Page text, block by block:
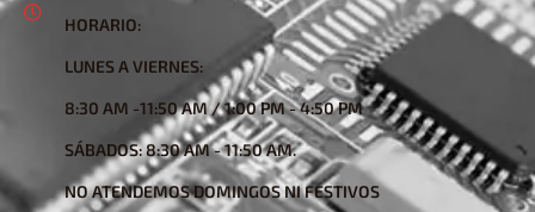
HORARIO:
LUNES A VIERNES:
8:30 AM -11:50 AM / 1:00 PM - 4:50 PM
SÁBADOS: 8:30 AM - 11:50 AM.
NO ATENDEMOS DOMINGOS NI FESTIVOS